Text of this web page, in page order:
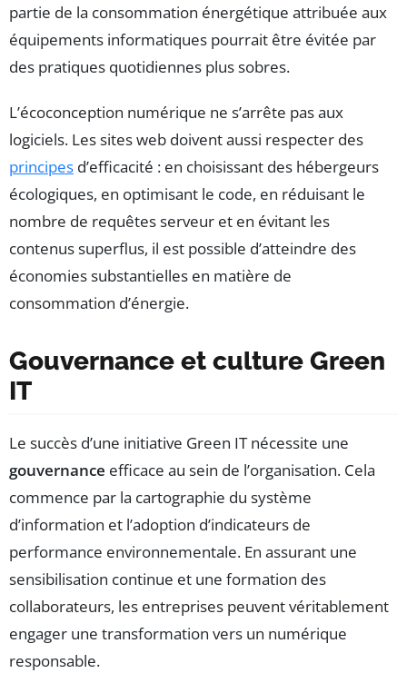
partie de la consommation énergétique attribuée aux
équipements informatiques pourrait être évitée par
des pratiques quotidiennes plus sobres.
L’écoconception numérique ne s’arrête pas aux
logiciels. Les sites web doivent aussi respecter des
principes d’efficacité : en choisissant des hébergeurs
écologiques, en optimisant le code, en réduisant le
nombre de requêtes serveur et en évitant les
contenus superflus, il est possible d’atteindre des
économies substantielles en matière de
consommation d’énergie.
Gouvernance et culture Green
IT
Le succès d’une initiative Green IT nécessite une
gouvernance efficace au sein de l’organisation. Cela
commence par la cartographie du système
d’information et l’adoption d’indicateurs de
performance environnementale. En assurant une
sensibilisation continue et une formation des
collaborateurs, les entreprises peuvent véritablement
engager une transformation vers un numérique
responsable.